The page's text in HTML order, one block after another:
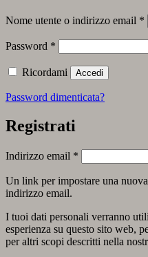
Nome utente o indirizzo email *
Password *
Ricordami Accedi
Password dimenticata?
Registrati
Indirizzo email *
Un link per impostare una
indirizzo email.
I tuoi dati personali verranno
esperienza su questo sito web,
per altri scopi descritti nella